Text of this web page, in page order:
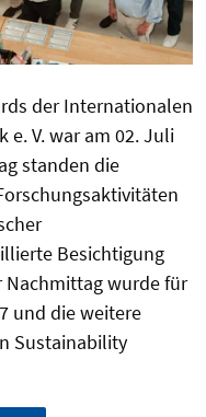
der Internationalen
V. war am 02. Juli
standen die
Besichtigung
Nachmittag wurde für
und die weitere
Sustainability